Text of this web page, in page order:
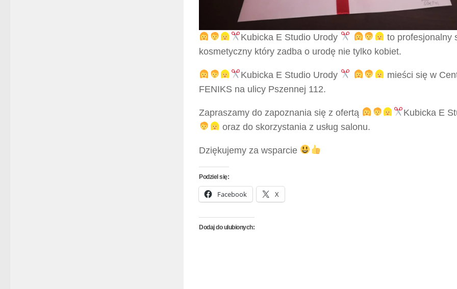
Kubicka E Studio Urody
to profesjonalny
kosmetyczny który zadba o urodę nie tylko kobiet.
Kubicka E Studio Urody
mieści się w
FENIKS na ulicy Pszennej 112.
Zapraszamy do zapoznania się z ofertą
Kubicka E
oraz do skorzystania z usług salonu.
Dziękujemy za wsparcie
Podziel się:
Facebook X
Dodaj do ulubionych: